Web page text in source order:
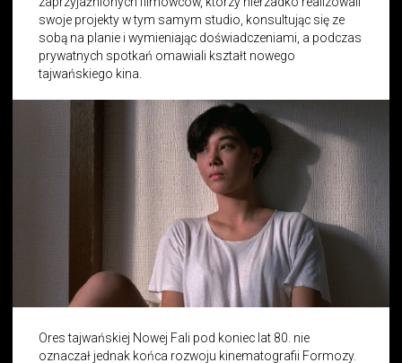
swoje projekty w tym samym studio, konsultując się ze
sobą na planie i wymieniając doświadczeniami, a podczas
prywatnych spotkań omawiali kształt nowego
tajwańskiego kina.
Ores tajwańskiej Nowej Fali pod koniec lat 80. nie
oznaczał jednak końca rozwoju kinematografii Formozy.